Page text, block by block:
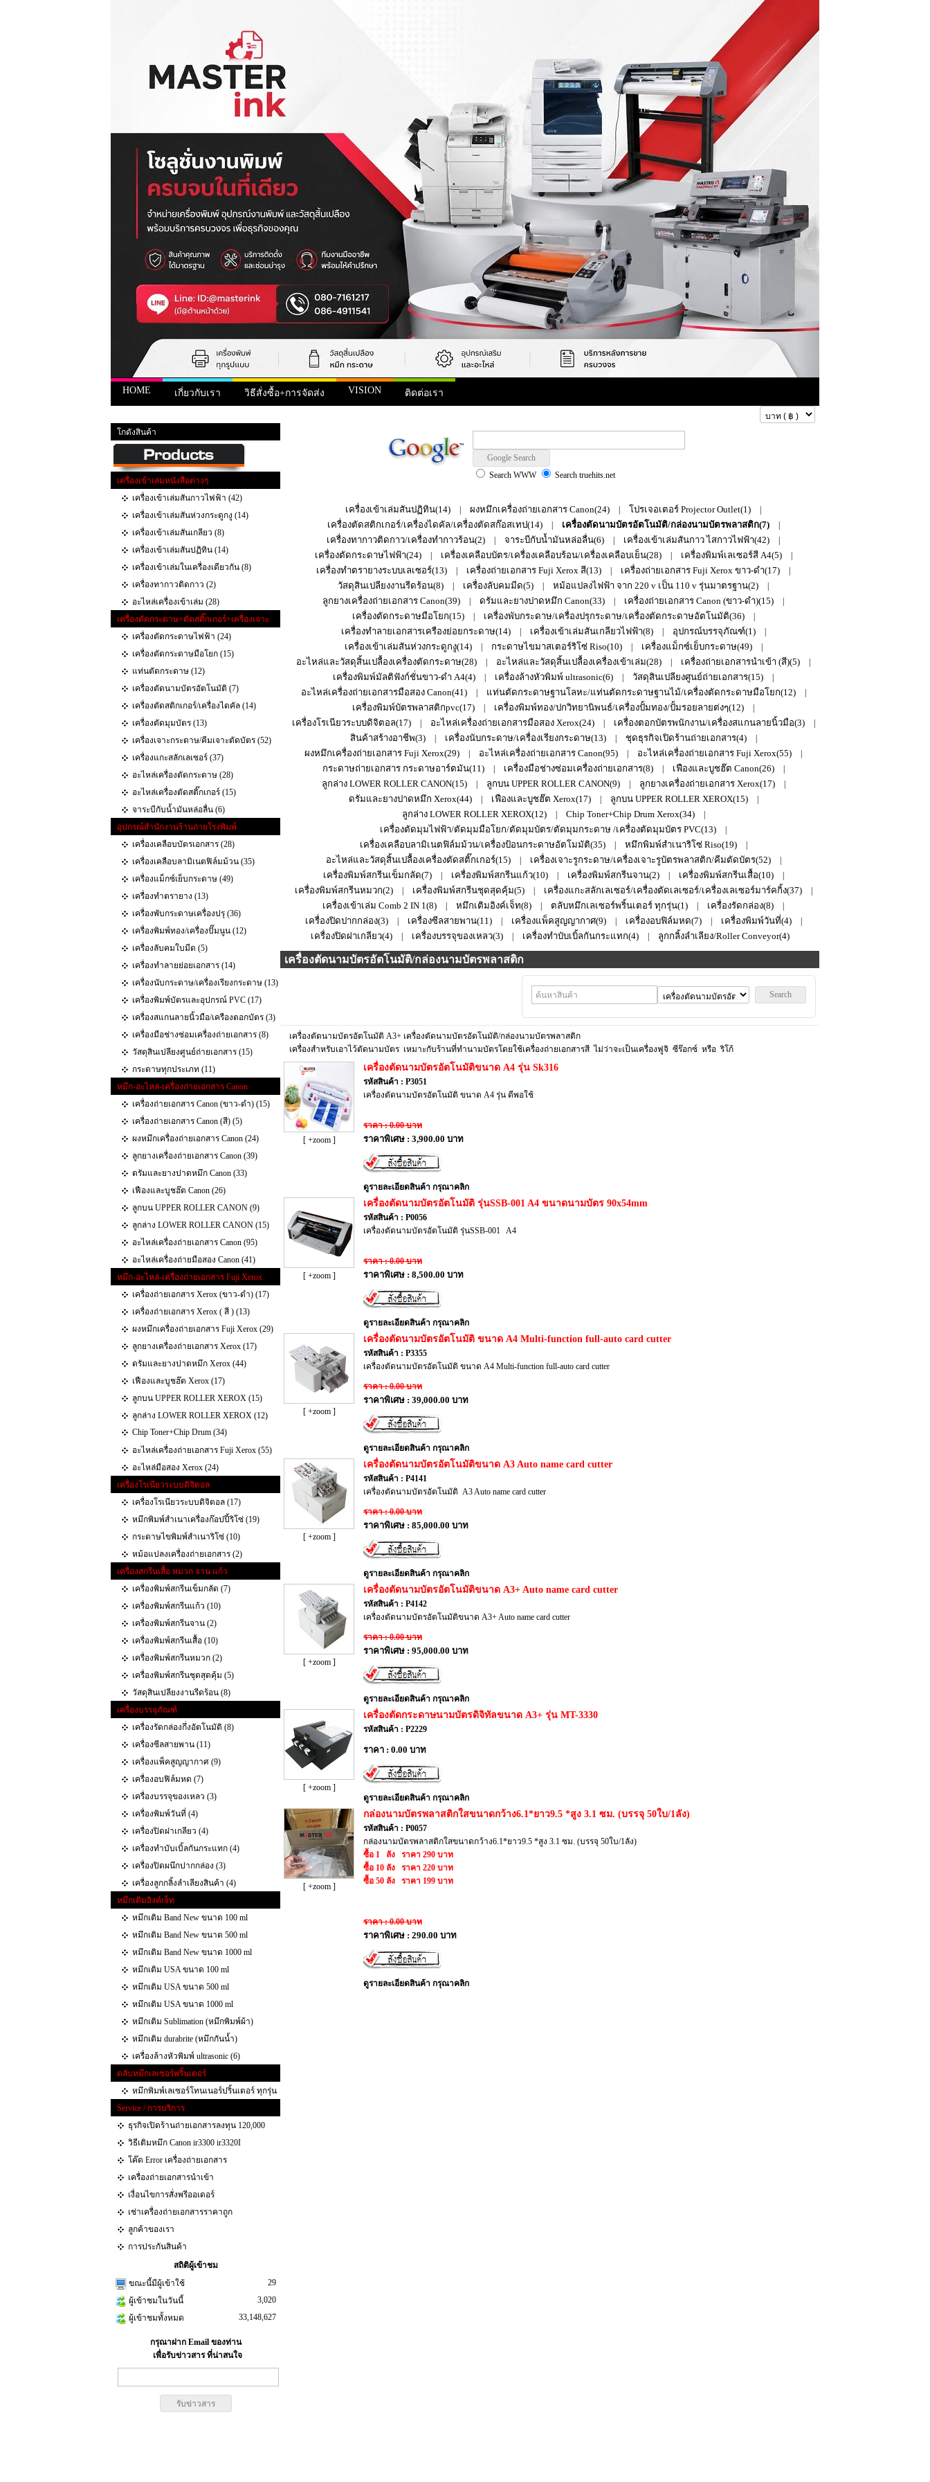
HOME เกี่ยวกับเรา วิธีสั่งซื้อ+การจัดส่ง VISION ติดต่อเรา
โกดังสินค้า
เครื่องเข้าเล่มหนังสือต่างๆ
เครื่องเข้าเล่มสันกาวไฟฟ้า (42)
เครื่องเข้าเล่มสันห่วงกระดูกงู (14)
เครื่องเข้าเล่มสันเกลียว (8)
เครื่องเข้าเล่มสันปฏิทิน (14)
เครื่องเข้าเล่มในเครื่องเดียวกัน (8)
เครื่องทากาวติดกาว (2)
อะไหล่เครื่องเข้าเล่ม (28)
เครื่องตัดกระดาษ+ตัดสติ๊กเกอร์+เครื่องเจาะ
เครื่องตัดกระดาษไฟฟ้า (24)
เครื่องตัดกระดาษมือโยก (15)
แท่นตัดกระดาษ (12)
เครื่องตัดนามบัตรอัตโนมัติ (7)
เครื่องตัดสติกเกอร์/เครื่องไดคัล (14)
เครื่องตัดมุมบัตร (13)
เครื่องเจาะกระดาษ/คีมเจาะตัดบัตร (52)
เครื่องแกะสลักเลเซอร์ (37)
อะไหล่เครื่องตัดกระดาษ (28)
อะไหล่เครื่องตัดสติ๊กเกอร์ (15)
จาระบีกับน้ำมันหล่อลื่น (6)
อุปกรณ์สำนักงานร้านถ่ายโรงพิมพ์
เครื่องเคลือบบัตรเอกสาร (28)
เครื่องเคลือบลามิเนตฟิล์มม้วน (35)
เครื่องแม็กซ์เย็บกระดาษ (49)
เครื่องทำตรายาง (13)
เครื่องพับกระดาษเครื่องปรุ (36)
เครื่องพิมพ์ทอง/เครื่องปั๊มนูน (12)
เครื่องลับคมใบมีด (5)
เครื่องทำลายย่อยเอกสาร (14)
เครื่องนับกระดาษ/เครื่องเรียงกระดาษ (13)
เครื่องพิมพ์บัตรและอุปกรณ์ PVC (17)
เครื่องสแกนลายนิ้วมือ/เครืองตอกบัตร (3)
เครื่องมือช่างซ่อมเครื่องถ่ายเอกสาร (8)
วัสดุสินเปลียงศูนย์ถ่ายเอกสาร (15)
กระดาษทุกประเภท (11)
หมึก-อะไหล่-เครื่องถ่ายเอกสาร Canon
เครื่องถ่ายเอกสาร Canon (ขาว-ดำ) (15)
เครื่องถ่ายเอกสาร Canon (สี) (5)
ผงหมึกเครื่องถ่ายเอกสาร Canon (24)
ลูกยางเครื่องถ่ายเอกสาร Canon (39)
ดรัมและยางปาดหมึก Canon (33)
เฟืองและบูชฮ๊ต Canon (26)
ลูกบน UPPER ROLLER CANON (9)
ลูกล่าง LOWER ROLLER CANON (15)
อะไหล่เครื่องถ่ายเอกสาร Canon (95)
อะไหล่เครื่องถ่ายมือสอง Canon (41)
หมึก-อะไหล่-เครื่องถ่ายเอกสาร Fuji Xerox
เครื่องถ่ายเอกสาร Xerox (ขาว-ดำ) (17)
เครื่องถ่ายเอกสาร Xerox ( สี ) (13)
ผงหมึกเครื่องถ่ายเอกสาร Fuji Xerox (29)
ลูกยางเครื่องถ่ายเอกสาร Xerox (17)
ดรัมและยางปาดหมึก Xerox (44)
เฟืองและบูชฮ๊ต Xerox (17)
ลูกบน UPPER ROLLER XEROX (15)
ลูกล่าง LOWER ROLLER XEROX (12)
Chip Toner+Chip Drum (34)
อะไหล่เครื่องถ่ายเอกสาร Fuji Xerox (55)
อะไหล่มือสอง Xerox (24)
เครื่องโรเนียวระบบดิจิตอล
เครื่องโรเนียวระบบดิจิตอล (17)
หมึกพิมพ์สำเนาเครื่องก๊อปปี้ริโซ่ (19)
กระดาษไขพิมพ์สำเนาริโซ่ (10)
หม้อแปลงเครื่องถ่ายเอกสาร (2)
เครื่องสกรีนเสื้อ หมวก จาน แก้ว
เครื่องพิมพ์สกรีนเข็มกลัด (7)
เครื่องพิมพ์สกรีนแก้ว (10)
เครื่องพิมพ์สกรีนจาน (2)
เครื่องพิมพ์สกรีนเสื้อ (10)
เครื่องพิมพ์สกรีนหมวก (2)
เครื่องพิมพ์สกรีนชุดสุดคุ้ม (5)
วัสดุสินเปลียงงานรีดร้อน (8)
เครื่องบรรจุภัณฑ์
เครื่องรัดกล่องกึ่งอัตโนมัติ (8)
เครื่องซีลสายพาน (11)
เครื่องแพ็คสูญญากาศ (9)
เครื่องอบฟิล์มหด (7)
เครื่องบรรจุของเหลว (3)
เครื่องพิมพ์วันที่ (4)
เครื่องปิดฝาเกลียว (4)
เครื่องทำบับเบิ้ลกันกระแทก‎ (4)
เครื่องปิดผนึกปากกล่อง (3)
เครื่องลูกกลิ้งลำเลียงสินค้า (4)
หมึกเติมอิงค์เจ็ท
หมึกเติม Band New ขนาด 100 ml
หมึกเติม Band New ขนาด 500 ml
หมึกเติม Band New ขนาด 1000 ml
หมึกเติม USA ขนาด 100 ml
หมึกเติม USA ขนาด 500 ml
หมึกเติม USA ขนาด 1000 ml
หมึกเติม Sublimation (หมึกพิมพ์ผ้า)
หมึกเติม durabrite (หมึกกันน้ำ)
เครื่องล้างหัวพิมพ์ ultrasonic (6)
ตลับหมึกเลเซอร์พริ้นเตอร์
หมึกพิมพ์เลเซอร์โทนเนอร์ปริ้นเตอร์ ทุกรุ่น
Service / การบริการ
ธุรกิจเปิดร้านถ่ายเอกสารลงทุน 120,000
วิธีเติมหมึก Canon ir3300 ir3320I
โค๊ด Error เครื่องถ่ายเอกสาร
เครื่องถ่ายเอกสารนำเข้า
เงื่อนไขการสั่งพรีออเดอร์
เช่าเครื่องถ่ายเอกสารราคาถูก
ลูกค้าของเรา
การประกันสินค้า
สถิติผู้เข้าชม
ขณะนี้มีผู้เข้าใช้
29
ผู้เข้าชมในวันนี้
3,020
ผู้เข้าชมทั้งหมด
33,148,627
กรุณาฝาก Email ของท่าน
เพื่อรับข่าวสาร ที่น่าสนใจ
Search WWW Search truehits.net
เครื่องเข้าเล่มสันปฏิทิน(14) ผงหมึกเครื่องถ่ายเอกสาร Canon(24) โปรเจอเตอร์ Projector Outlet(1)
เครื่องตัดสติกเกอร์/เครื่องไดคัล/เครื่องตัดสก๊อสเทป(14) เครื่องตัดนามบัตรอัตโนมัติ/กล่องนามบัตรพลาสติก(7)
เครื่องทากาวติดกาว/เครื่องทำกาวร้อน(2) จาระบีกับน้ำมันหล่อลื่น(6) เครื่องเข้าเล่มสันกาว ไสกาวไฟฟ้า(42)
เครื่องตัดกระดาษไฟฟ้า(24) เครื่องเคลือบบัตร/เครื่องเคลือบร้อน/เครื่องเคลือบเย็น(28) เครื่องพิมพ์เลเซอร์สี A4(5)
เครื่องทำตรายางระบบเลเซอร์(13) เครื่องถ่ายเอกสาร Fuji Xerox สี(13) เครื่องถ่ายเอกสาร Fuji Xerox ขาว-ดำ(17)
วัสดุสินเปลียงงานรีดร้อน(8) เครื่องลับคมมีด(5) หม้อแปลงไฟฟ้า จาก 220 v เป็น 110 v รุ่นมาตรฐาน(2)
ลูกยางเครื่องถ่ายเอกสาร Canon(39) ดรัมและยางปาดหมึก Canon(33) เครื่องถ่ายเอกสาร Canon (ขาว-ดำ)(15)
เครื่องตัดกระดาษมือโยก(15) เครื่องพับกระดาษ/เครื่องปรุกระดาษ/เครื่องตัดกระดาษอัตโนมัติ(36)
เครื่องทำลายเอกสารเครืองย่อยกระดาษ(14) เครื่องเข้าเล่มสันเกลียวไฟฟ้า(8) อุปกรณ์บรรจุภัณฑ์(1)
เครื่องเข้าเล่มสันห่วงกระดูกงู(14) กระดาษไขมาสเตอร์ริโซ่ Riso(10) เครื่องแม็กซ์เย็บกระดาษ(49)
อะไหล่และวัสดุสิ้นเปลื้องเครื่องตัดกระดาษ(28) อะไหล่และวัสดุสิ้นเปลื้องเครื่องเข้าเล่ม(28) เครื่องถ่ายเอกสารนำเข้า (สี)(5)
เครื่องพิมพ์มัลติฟังก์ชั่นขาว-ดำ A4(4) เครื่องล้างหัวพิมพ์ ultrasonic(6) วัสดุสินเปลียงศูนย์ถ่ายเอกสาร(15)
อะไหล่เครื่องถ่ายเอกสารมือสอง Canon(41) แท่นตัดกระดาษฐานโลหะ/แท่นตัดกระดาษฐานไม้/เครื่องตัดกระดาษมือโยก(12)
เครื่องพิมพ์บัตรพลาสติกpvc(17) เครื่องพิมพ์ทอง/ปกวิทยานิพนธ์/เครื่องปั้มทอง/ปั้มรอยลายต่งๆ(12)
เครื่องโรเนียวระบบดิจิตอล(17) อะไหล่เครื่องถ่ายเอกสารมือสอง Xerox(24) เครื่องตอกบัตรพนักงาน/เครื่องสแกนลายนิ้วมือ(3)
สินค้าสร้างอาชีพ(3) เครื่องนับกระดาษ/เครื่องเรียงกระดาษ(13) ชุดธุรกิจเปิดร้านถ่ายเอกสาร(4)
ผงหมึกเครื่องถ่ายเอกสาร Fuji Xerox(29) อะไหล่เครื่องถ่ายเอกสาร Canon(95) อะไหล่เครื่องถ่ายเอกสาร Fuji Xerox(55)
กระดาษถ่ายเอกสาร กระดาษอาร์ตมัน(11) เครื่องมือช่างซ่อมเครื่องถ่ายเอกสาร(8) เฟืองและบูชฮ๊ต Canon(26)
ลูกล่าง LOWER ROLLER CANON(15) ลูกบน UPPER ROLLER CANON(9) ลูกยางเครื่องถ่ายเอกสาร Xerox(17)
ดรัมและยางปาดหมึก Xerox(44) เฟืองและบูชฮ๊ต Xerox(17) ลูกบน UPPER ROLLER XEROX(15)
ลูกล่าง LOWER ROLLER XEROX(12) Chip Toner+Chip Drum Xerox(34)
เครื่องตัดมุมไฟฟ้า/ตัดมุมมือโยก/ตัดมุมบัตร/ตัดมุมกระดาษ /เครื่องตัดมุมบัตร PVC(13)
เครื่องเคลือบลามิเนตฟิล์มม้วน/เครื่องป้อนกระดาษอัตโมมัติ(35) หมึกพิมพ์สำเนาริโซ่ Riso(19)
อะไหล่และวัสดุสิ้นเปลื้องเครื่องตัดสติ๊กเกอร์(15) เครื่องเจาะรูกระดาษ/เครื่องเจาะรูบัตรพลาสติก/คีมตัดบัตร(52)
เครื่องพิมพ์สกรีนเข็มกลัด(7) เครื่องพิมพ์สกรีนแก้ว(10) เครื่องพิมพ์สกรีนจาน(2) เครื่องพิมพ์สกรีนเสื้อ(10)
เครื่องพิมพ์สกรีนหมวก(2) เครื่องพิมพ์สกรีนชุดสุดคุ้ม(5) เครื่องแกะสลักเลเซอร์/เครื่องตัดเลเซอร์/เครื่องเลเซอร์มาร์คกิ้ง(37)
เครื่องเข้าเล่ม Comb 2 IN 1(8) หมึกเติมอิงค์เจ็ท(8) ตลับหมึกเลเซอร์พริ้นเตอร์ ทุกรุ่น(1) เครื่องรัดกล่อง(8)
เครื่องปิดปากกล่อง(3) เครื่องซีลสายพาน(11) เครื่องแพ็คสูญญากาศ(9) เครื่องอบฟิล์มหด(7) เครื่องพิมพ์วันที่(4)
เครื่องปิดฝาเกลียว(4) เครื่องบรรจุของเหลว(3) เครื่องทำบับเบิ้ลกันกระแทก‎(4) ลูกกลิ้งลำเลียง/Roller Conveyor(4)
เครื่องตัดนามบัตรอัตโนมัติ/กล่องนามบัตรพลาสติก
Search
เครื่องตัดนามบัตรอัตโนมัติ A3+ เครื่องตัดนามบัตรอัตโนมัติ/กล่องนามบัตรพลาสติก
เครื่องสำหรับเอาไว้ตัดนามบัตร เหมาะกับร้านที่ทำนามบัตรโดยใช้เครื่องถ่ายเอกสารสี ไม่ว่าจะเป็นเครื่องฟูจิ ซีร๊อกซ์ หรือ ริโก้
[ +zoom ]
เครื่องตัดนามบัตรอัตโนมัติขนาด A4 รุ่น Sk316
รหัสสินค้า : P3051
เครื่องตัดนามบัตรอัตโนมัติ ขนาด A4 รุ่น ดีพอใช้
ราคา : 0.00 บาท
ราคาพิเศษ : 3,900.00 บาท
ดูรายละเอียดสินค้า กรุณาคลิก
[ +zoom ]
เครื่องตัดนามบัตรอัตโนมัติ รุ่นSSB-001 A4 ขนาดนามบัตร 90x54mm
รหัสสินค้า : P0056
เครื่องตัดนามบัตรอัตโนมัติ รุ่นSSB-001 A4
ราคา : 0.00 บาท
ราคาพิเศษ : 8,500.00 บาท
ดูรายละเอียดสินค้า กรุณาคลิก
[ +zoom ]
เครื่องตัดนามบัตรอัตโนมัติ ขนาด A4 Multi-function full-auto card cutter
รหัสสินค้า : P3355
เครื่องตัดนามบัตรอัตโนมัติ ขนาด A4 Multi-function full-auto card cutter
ราคา : 0.00 บาท
ราคาพิเศษ : 39,000.00 บาท
ดูรายละเอียดสินค้า กรุณาคลิก
[ +zoom ]
เครื่องตัดนามบัตรอัตโนมัติขนาด A3 Auto name card cutter
รหัสสินค้า : P4141
เครื่องตัดนามบัตรอัตโนมัติ A3 Auto name card cutter
ราคา : 0.00 บาท
ราคาพิเศษ : 85,000.00 บาท
ดูรายละเอียดสินค้า กรุณาคลิก
[ +zoom ]
เครื่องตัดนามบัตรอัตโนมัติขนาด A3+ Auto name card cutter
รหัสสินค้า : P4142
เครื่องตัดนามบัตรอัตโนมัติขนาด A3+ Auto name card cutter
ราคา : 0.00 บาท
ราคาพิเศษ : 95,000.00 บาท
ดูรายละเอียดสินค้า กรุณาคลิก
[ +zoom ]
เครื่องตัดกระดาษนามบัตรดิจิทัลขนาด A3+ รุ่น MT-3330
รหัสสินค้า : P2229
ราคา : 0.00 บาท
ดูรายละเอียดสินค้า กรุณาคลิก
[ +zoom ]
กล่องนามบัตรพลาสติกใสขนาดกว้าง6.1*ยาว9.5 *สูง 3.1 ซม. (บรรจุ 50ใบ/1ลัง)
รหัสสินค้า : P0057
กล่องนามบัตรพลาสติกใสขนาดกว้าง6.1*ยาว9.5 *สูง 3.1 ซม. (บรรจุ 50ใบ/1ลัง)
ซื้อ 1 ลัง ราคา 290 บาท
ซื้อ 10 ลัง ราคา 220 บาท
ซื้อ 50 ลัง ราคา 199 บาท
ราคา : 0.00 บาท
ราคาพิเศษ : 290.00 บาท
ดูรายละเอียดสินค้า กรุณาคลิก